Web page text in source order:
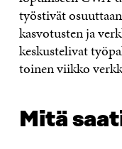
työstivät
kasvotusten ja
keskustelivat
toinen viikko
Mitä